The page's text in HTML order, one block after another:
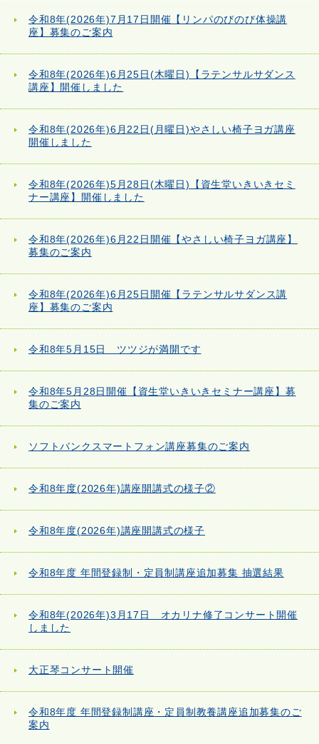
令和8年(2026年)7月17日開催【リンパのびのび体操講
座】募集のご案内
令和8年(2026年)6月25日(木曜日)【ラテンサルサダンス
講座】開催しました
令和8年(2026年)6月22日(月曜日)やさしい椅子ヨガ講座
開催しました
令和8年(2026年)5月28日(木曜日)【資生堂いきいきセミ
ナー講座】開催しました
令和8年(2026年)6月22日開催【やさしい椅子ヨガ講座】
募集のご案内
令和8年(2026年)6月25日開催【ラテンサルサダンス講
座】募集のご案内
令和8年5月15日 ツツジが満開です
令和8年5月28日開催【資生堂いきいきセミナー講座】募
集のご案内
ソフトバンクスマートフォン講座募集のご案内
令和8年度(2026年)講座開講式の様子②
令和8年度(2026年)講座開講式の様子
令和8年度 年間登録制・定員制講座追加募集 抽選結果
令和8年(2026年)3月17日 オカリナ修了コンサート開催
しました
大正琴コンサート開催
令和8年度 年間登録制講座・定員制教養講座追加募集のご
案内